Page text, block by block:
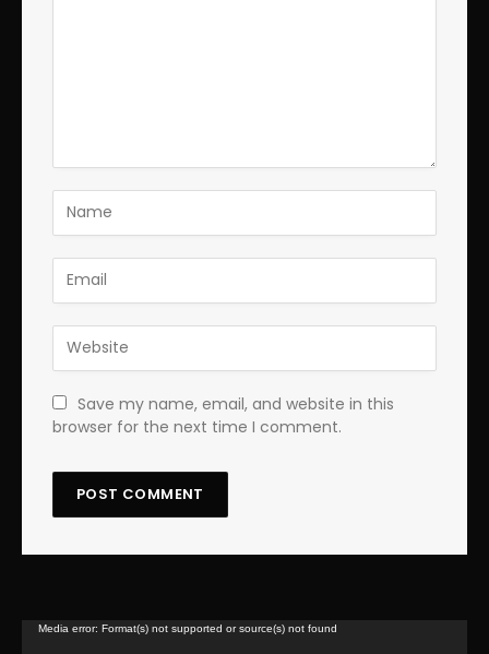
Save my name, email, and website in this
browser for the next time I comment.
Lecteur
Media error: Format(s) not supported or source(s) not found